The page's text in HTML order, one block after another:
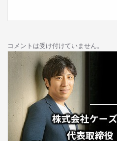
コメントは受け付けていません。